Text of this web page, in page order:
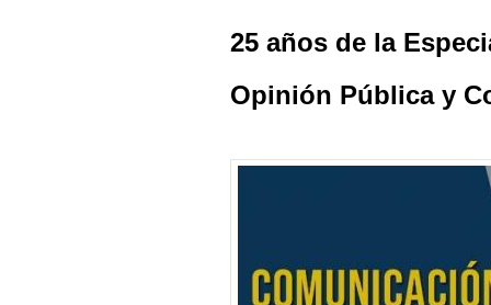
25 años de la
Opinión Pública y